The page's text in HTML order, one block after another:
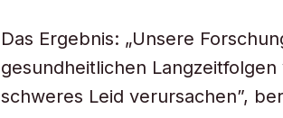
Das Ergebnis: „Unsere
gesundheitlichen
schweres Leid verursachen”,